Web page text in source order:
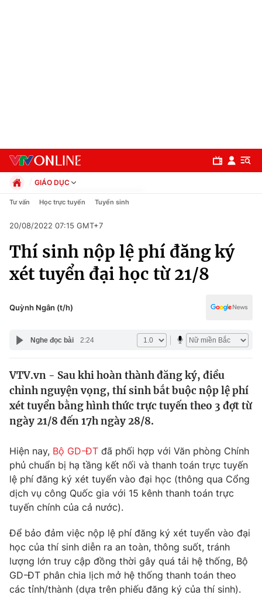
Chuyên mục
Chính trị
Pháp luật
Thế giới
Tin tức
Thế giới đó đây
Câu chuyện quốc tế
Tài chính
Thị trường
Góc doanh nghiệp
Dữ liệu và đời sống
Truyền hình
Phim VTV
Hậu trường
Nhân vật
Giải trí
Điện ảnh
Âm nhạc
Đời sống
Du lịch
GIÁO DỤC
Chính trị
Pháp luật
Kinh tế
Thể thao
Truyền hình
Y tế
Công nghệ
Tư vấn Học trực tuyến Tuyển sinh
20/08/2022 07:15 GMT+7
Thí sinh nộp lệ phí đăng ký
xét tuyển đại học từ 21/8
Quỳnh Ngân (t/h)
Nghe đọc bài 2:24
VTV.vn - Sau khi hoàn thành đăng ký, điều
chỉnh nguyện vọng, thí sinh bắt buộc nộp lệ phí
xét tuyển bằng hình thức trực tuyến theo 3 đợt từ
ngày 21/8 đến 17h ngày 28/8.
Hiện nay, Bộ GD-ĐT đã phối hợp với Văn phòng Chính
phủ chuẩn bị hạ tầng kết nối và thanh toán trực tuyến
lệ phí đăng ký xét tuyển vào đại học (thông qua Cổng
dịch vụ công Quốc gia với 15 kênh thanh toán trực
tuyến chính của cả nước).
Để bảo đảm việc nộp lệ phí đăng ký xét tuyển vào đại
học của thí sinh diễn ra an toàn, thông suốt, tránh
lượng lớn truy cập đồng thời gây quá tải hệ thống, Bộ
GD-ĐT phân chia lịch mở hệ thống thanh toán theo
các tỉnh/thành (dựa trên phiếu đăng ký của thí sinh).